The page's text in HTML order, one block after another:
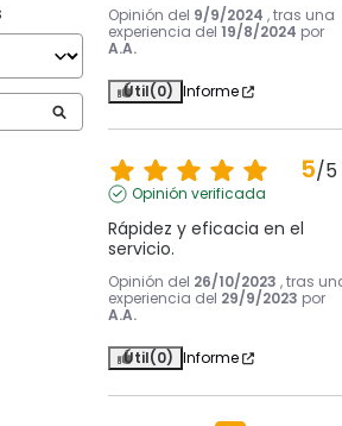
Opinión del 9/9/2024 , tras una
experiencia del 19/8/2024 por
A.A.
Útil(0) Informe
5/5
Opinión verificada
Rápidez y eficacia en el
servicio.
Opinión del 26/10/2023 , tras
experiencia del 29/9/2023 por
A.A.
Útil(0) Informe